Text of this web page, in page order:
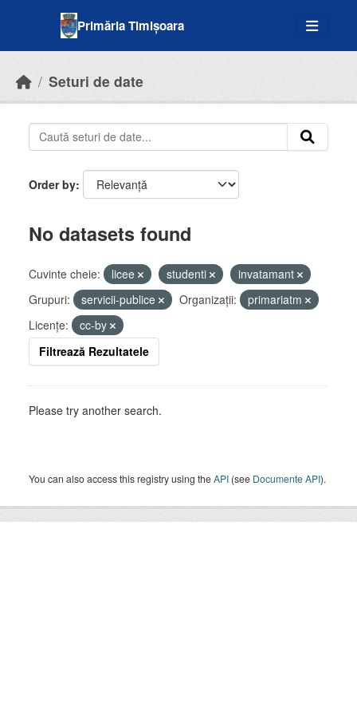
Primăria Timișoara
Seturi de date
Order by
No datasets found
Cuvinte cheie: licee studenti
invatamant
Grupuri:
servicii-publice Organizații:
primariatm
Licenţe:
cc-by
Filtrează Rezultatele
Please try another search.
You can also access this registry using theAPI (see Documente API).